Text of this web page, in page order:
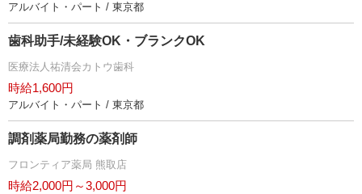
アルバイト・パート / 東京都
歯科助手/未経験OK・ブランクOK
医療法人祐清会カトウ歯科
時給1,600円
アルバイト・パート / 東京都
調剤薬局勤務の薬剤師
フロンティア薬局 熊取店
時給2,000円～3,000円